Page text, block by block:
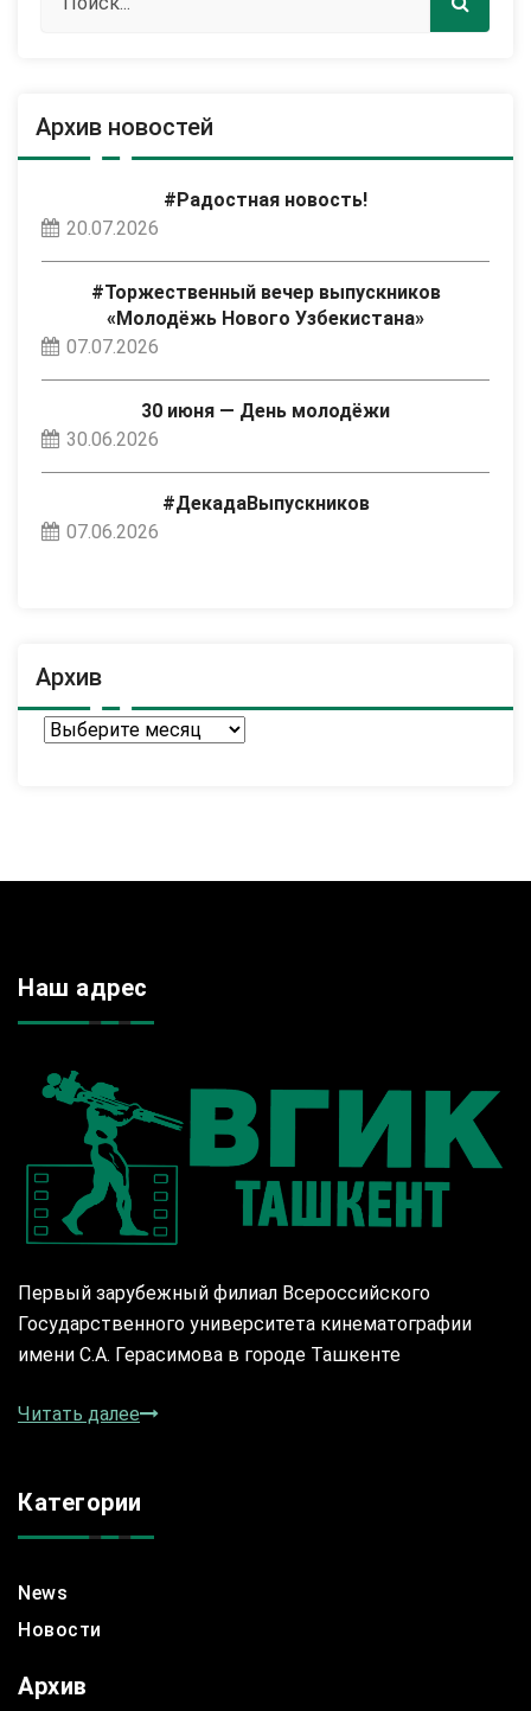
Архив новостей
#Радостная новость!
20.07.2026
#Торжественный вечер выпускников
«Молодёжь Нового Узбекистана»
07.07.2026
30 июня — День молодёжи
30.06.2026
#ДекадаВыпускников
07.06.2026
Архив
Архив
Наш адрес
Первый зарубежный филиал Всероссийского
Государственного университета кинематографии
имени С.А. Герасимова в городе Ташкенте
Читать далее
Категории
News
Новости
Архив